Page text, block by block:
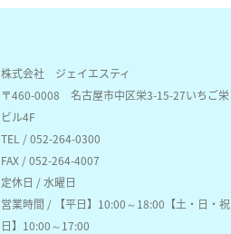
株式会社 ジェイエスティ
〒460-0008名古屋市中区栄3-15-27いちご栄
ビル4F
TEL / 052-264-0300
FAX / 052-264-4007
定休日 / 水曜日
営業時間 / 【平日】10:00～18:00【土・日・祝
日】10:00～17:00